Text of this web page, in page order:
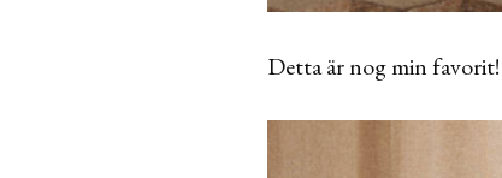
Detta är nog min